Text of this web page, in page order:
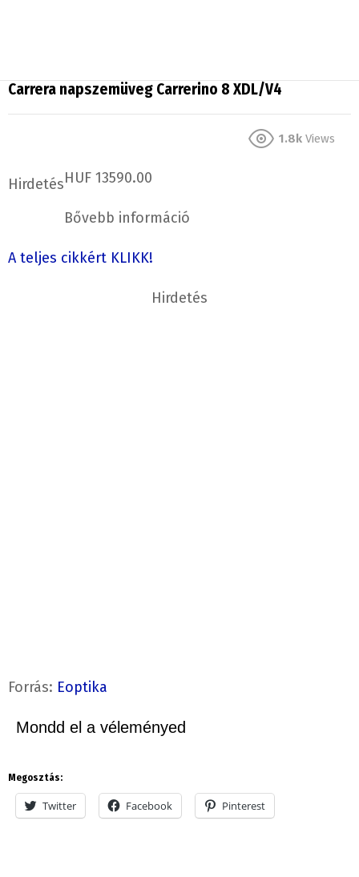
Carrera napszemüveg Carrerino 8 XDL/V4
1.8k Views
HirdetésHUF 13590.00
Bővebb információ
A teljes cikkért KLIKK!
Hirdetés
Forrás: Eoptika
Mondd el a véleményed
Megosztás:
Twitter Facebook Pinterest